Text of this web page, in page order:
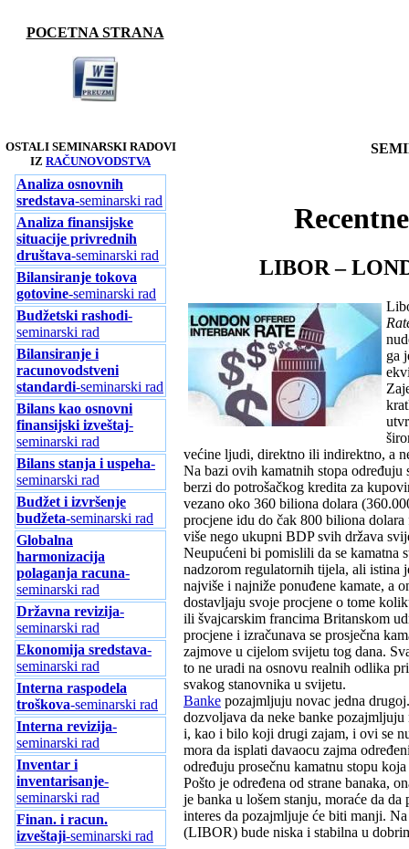
POCETNA STRANA
OSTALI SEMINARSKI RADOVI
IZ RAČUNOVODSTVA
Analiza osnovnih
sredstava-seminarski rad
Analiza finansijske
situacije privrednih
društava-seminarski rad
Bilansiranje tokova
gotovine-seminarski rad
Budžetski rashodi-
seminarski rad
Bilansiranje i
racunovodstveni
standardi-seminarski rad
Bilans kao osnovni
finansijski izveštaj-
seminarski rad
Bilans stanja i uspeha-
seminarski rad
Budžet i izvršenje
budžeta-seminarski rad
Globalna
harmonizacija
polaganja racuna-
seminarski rad
Državna revizija-
seminarski rad
Ekonomija sredstava-
seminarski rad
Interna raspodela
troškova-seminarski rad
Interna revizija-
seminarski rad
Inventar i
inventarisanje-
seminarski rad
Finan. i racun.
izveštaji-seminarski rad
LIBOR –
ga
većine ljudi, direktno ili indirektno, a
Na bazi ovih kamatnih stopa
berzi do potrošačkog kredita za
vezano oko 360 biliona dolara
procjene idu do čak 800 biliona
više nego ukupni BDP svih država
Neupućeni bi pomislili da se kamatna
nadzorom regulatornih tijela, ali istina
najviše i najniže ponuđene kamate, a
dostavljaju svoje procjene o tome
ili švajcarskim francima Britanskom
procjene i izračunava se prosječna
zajmove u cijelom svijetu tog dana.
to ne uradi na osnovu realnih odlika
svakog stanovnika u svijetu.
Banke pozajmljuju novac jedna
dozvoljava da neke banke
i, kao i bilo koji drugi zajam, i ovi se
mora da isplati davaocu zajma
određuju prosečnu kamatnu stopu
Pošto je određena od strane banaka,
je banka u lošem stanju, moraće da
interes da pozajmljuje će biti manji.
(LIBOR) bude niska i stabilna u